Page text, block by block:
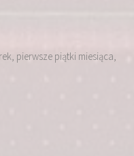
pierwsze piątki miesiąca,